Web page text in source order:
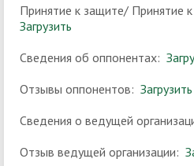
Принятие к защите/ Принятие
Загрузить
Сведения об оппонентах:
Отзывы оппонентов: Загрузить
Сведения о ведущей
Отзыв ведущей организации: